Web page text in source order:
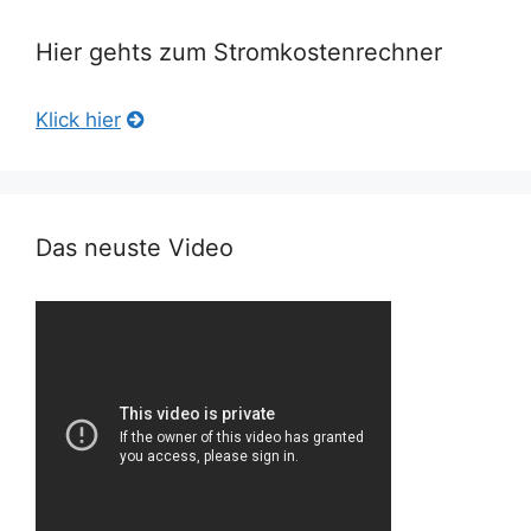
Hier gehts zum Stromkostenrechner
Klick hier
Das neuste Video